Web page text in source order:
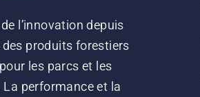
l’innovation depuis
produits forestiers
les parcs et les
performance et la